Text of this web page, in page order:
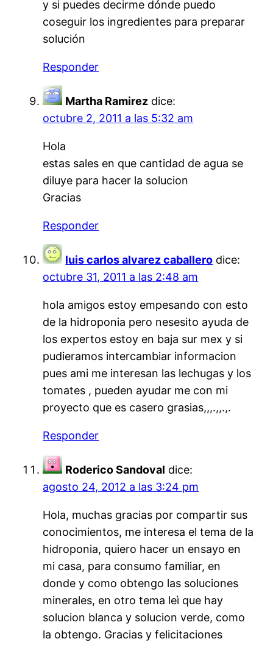
y si puedes decirme dónde puedo
coseguir los ingredientes para preparar
solución
Responder
Martha Ramirez dice:
octubre 2, 2011 a las 5:32 am
Hola
estas sales en que cantidad de agua se
diluye para hacer la solucion
Gracias
Responder
luis carlos alvarez caballero dice:
octubre 31, 2011 a las 2:48 am
hola amigos estoy empesando con esto
de la hidroponia pero nesesito ayuda de
los expertos estoy en baja sur mex y si
pudieramos intercambiar informacion
pues ami me interesan las lechugas y los
tomates , pueden ayudar me con mi
proyecto que es casero grasias,,,.,,.,.
Responder
Roderico Sandoval dice:
agosto 24, 2012 a las 3:24 pm
Hola, muchas gracias por compartir sus
conocimientos, me interesa el tema de la
hidroponia, quiero hacer un ensayo en
mi casa, para consumo familiar, en
donde y como obtengo las soluciones
minerales, en otro tema leì que hay
solucion blanca y solucion verde, como
la obtengo. Gracias y felicitaciones